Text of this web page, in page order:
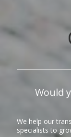
Would
We help our
specialists to